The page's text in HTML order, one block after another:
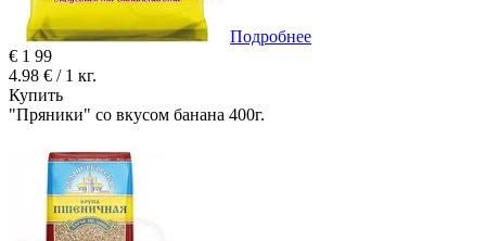
Подробнее
€ 1 99
4.98 € / 1 кг.
Купить
"Пряники" со вкусом банана 400г.